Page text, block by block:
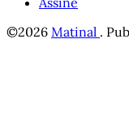
©2026 Matinal .